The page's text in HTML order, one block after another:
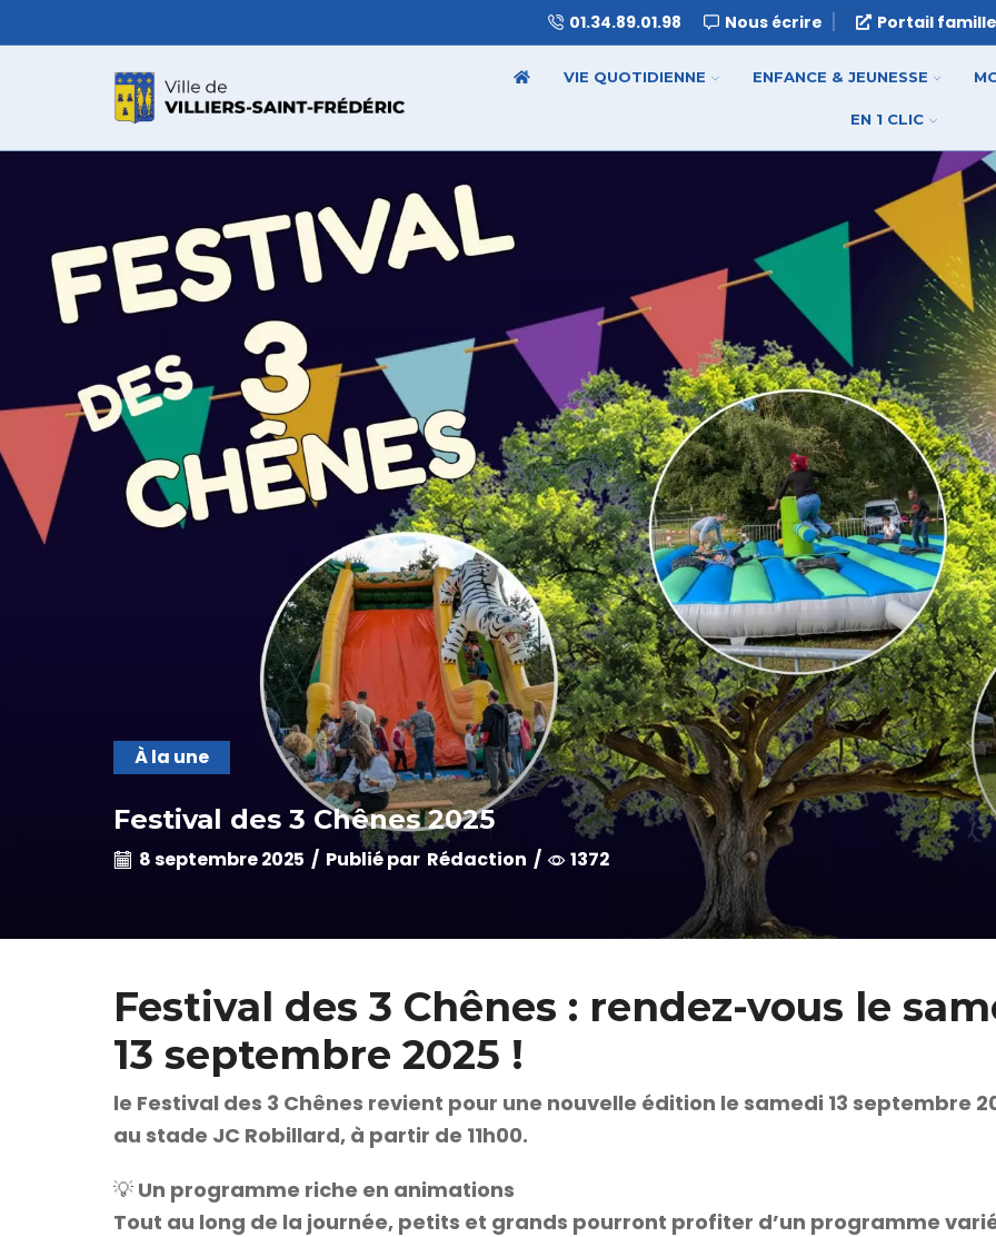
01.34.89.01.98 Nous écrire Portail famille
VIE QUOTIDIENNE ENFANCE & JEUNESSE
EN 1 CLIC
À la une
Festival des 3 Chênes 2025
8 septembre 2025 / Publié par Rédaction / 1372
Festival des 3 Chênes : rendez-vous le
13 septembre 2025 !
le Festival des 3 Chênes revient pour une nouvelle édition le samedi 13 septembre
au stade JC Robillard, à partir de 11h00.
💡 Un programme riche en animations
Tout au long de la journée, petits et grands pourront profiter d’un programme